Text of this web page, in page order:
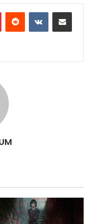
PinterestReddit VKontakteShare via Email